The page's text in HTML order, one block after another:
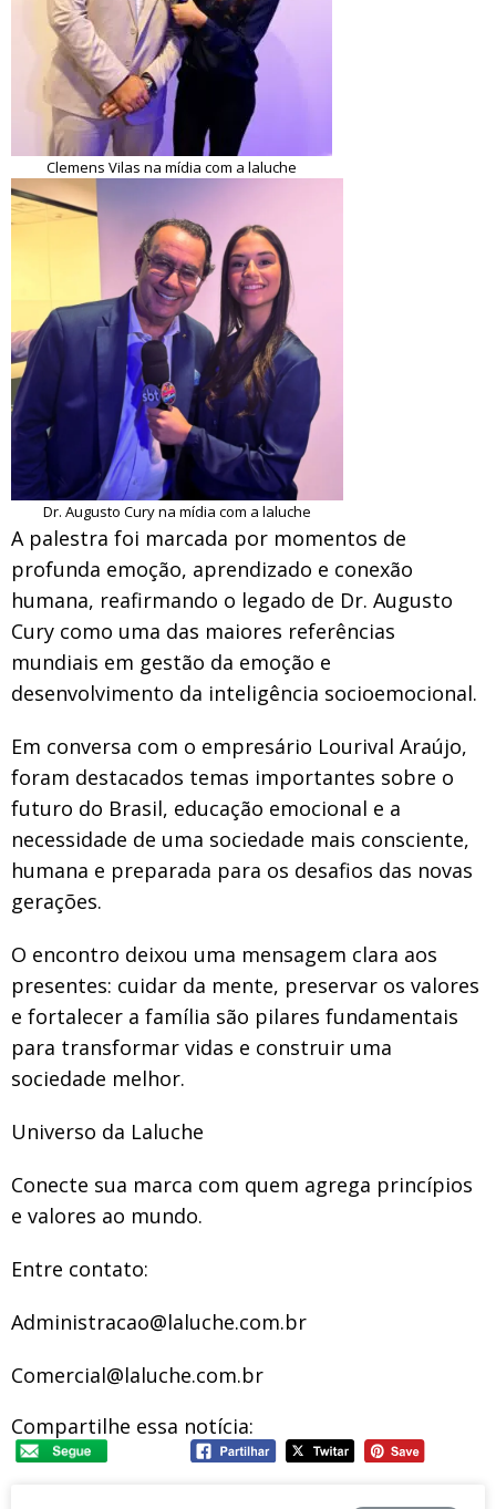
Clemens Vilas na mídia com a laluche
Dr. Augusto Cury na mídia com a laluche
A palestra foi marcada por momentos de
profunda emoção, aprendizado e conexão
humana, reafirmando o legado de Dr. Augusto
Cury como uma das maiores referências
mundiais em gestão da emoção e
desenvolvimento da inteligência socioemocional.
Em conversa com o empresário Lourival Araújo,
foram destacados temas importantes sobre o
futuro do Brasil, educação emocional e a
necessidade de uma sociedade mais consciente,
humana e preparada para os desafios das novas
gerações.
O encontro deixou uma mensagem clara aos
presentes: cuidar da mente, preservar os valores
e fortalecer a família são pilares fundamentais
para transformar vidas e construir uma
sociedade melhor.
Universo da Laluche
Conecte sua marca com quem agrega princípios
e valores ao mundo.
Entre contato:
Administracao@laluche.com.br
Comercial@laluche.com.br
Compartilhe essa notícia: